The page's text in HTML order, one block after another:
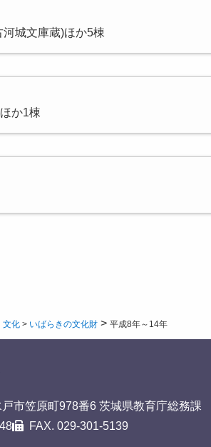
城文庫蔵)ほか5棟
か1棟
文化 > いばらきの文化財 > 平成8年～14年
市笠原町978番6 茨城県教育庁総務課
FAX. 029-301-5139